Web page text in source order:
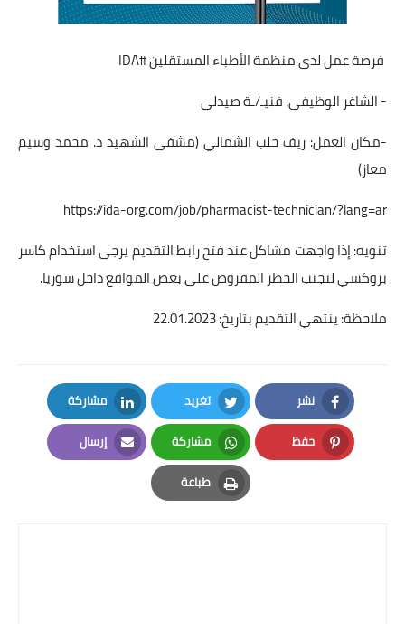
فرصة عمل لدى منظمة الأطباء المستقلين #IDA
- الشاغر الوظيفي: فنيـ/ـة صيدلي
-مكان العمل: ريف حلب الشمالي (مشفى الشهيد د. محمد وسيم
معاز)
https://ida-org.com/job/pharmacist-technician/?lang=ar
تنويه: إذا واجهت مشاكل عند فتح رابط التقديم يرجى استخدام كاسر
بروكسي لتجنب الحظر المفروض على بعض المواقع داخل سوريا.
ملاحظة: ينتهي التقديم بتاريخ: 22.01.2023
نشر
Facebook
تغريد
Twitter
مشاركة
LinkedIn
حفظ
Pinterest
مشاركة
Whatsapp
إرسال
Email
طباعة
Print